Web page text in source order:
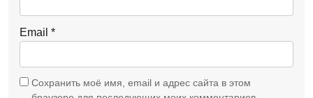
Email *
Сохранить моё имя, email и адрес сайта в этом